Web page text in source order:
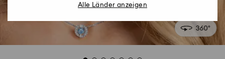
Alle Länder anzeigen